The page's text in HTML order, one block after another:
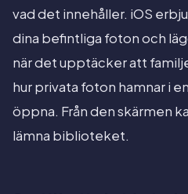
vad det innehåller. iOS
dina befintliga foton och
när det upptäcker att
hur privata foton hamnar i
öppna. Från den skärmen
lämna biblioteket.